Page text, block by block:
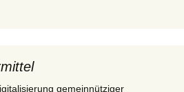
gemeinnütziger